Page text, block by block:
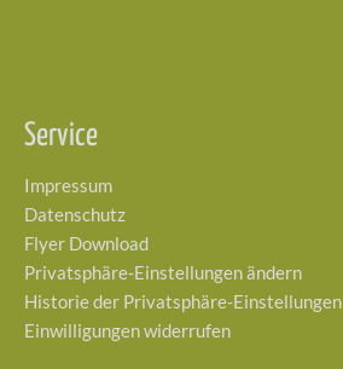
Service
Impressum
Datenschutz
Flyer Download
Privatsphäre-Einstellungen ändern
Historie der Privatsphäre-Einstellungen
Einwilligungen widerrufen